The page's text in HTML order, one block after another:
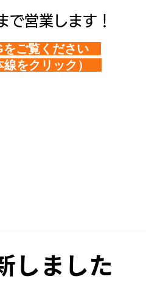
営業します！
ご覧ください
をクリック）
しました